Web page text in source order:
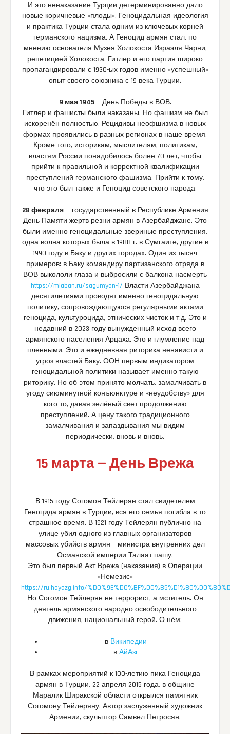
И это ненаказание Турции детерминированно дало
новые коричневые «плоды». Геноцидальная идеология
и практика Турции стала одним из ключевых корней
германского нацизма. А Геноцид армян стал, по
мнению основателя Музея Холокоста Израэля Чарни,
репетицией Холокоста. Гитлер и его партия широко
пропагандировали с 1930-ых годов именно «успешный»
опыт своего союзника с 19 века Турции.
9 мая 1945— День Победы в ВОВ.
Гитлер и фашисты были наказаны. Но фашизм не был
искоренён полностью. Рецидивы неофшизма в новых
формах проявились в разных регионах в наше время.
Кроме того, историкам, мыслителям, политикам,
властям России понадобилось более 70 лет, чтобы
прийти к правильной и корректной квалификации
преступлений германского фашизма. Прийти к тому,
что это был также и Геноцид советского народа.
28 февраля— государственный в Республике Армения
День Памяти жертв резни армян в Азербайджане. Это
были именно геноцидальные звериные преступления,
одна волна которых была в 1988 г. в Сумгаите, другие в
1990 году в Баку и других городах. Один из тысяч
примеров: в Баку командиру партизанского отряда в
ВОВ выкололи глаза и выбросили с балкона насмерть
https://miaban.ru/sagumyan-1/ Власти Азербайджана
десятилетиями проводят именно геноцидальную
политику, сопровождающуюся регулярными актами
геноцида, культуроцида, этнических чисток и т.д. Это и
недавний в 2023 году вынужденный исход всего
армянского населения Арцаха. Это и глумление над
пленными. Это и ежедневная риторика ненависти и
угроз властей Баку. ООН первым индикатором
геноцидальной политики называет именно такую
риторику. Но об этом принято молчать, замалчивать в
угоду сиюминутной конъюнктуре и «неудобству» для
кого-то, давая зелёный свет продолжению
преступлений. А цену такого традиционного
замалчивания и запаздывания мы видим
периодически, вновь и вновь.
15 марта — День Врежа
В 1915 году Согомон Тейлерян стал свидетелем
Геноцида армян в Турции, вся его семья погибла в то
страшное время. В 1921 году Тейлерян публично на
улице убил одного из главных организаторов
массовых убийств армян – министра внутренних дел
Османской империи Талаат-пашу.
Это был первый Акт Врежа (наказания) в Операции
«Немезис»
https://ru.hayazg.info/
Но Согомон Тейлерян не террорист, а мститель. Он
деятель армянского народно-освободительного
движения, национальный герой. О нём:
в Википедии
в АйАзг
В рамках мероприятий к 100-летию пика Геноцида
армян в Турции, 22 апреля 2015 года, в общине
Маралик Ширакской области открылся памятник
Согомону Тейлеряну. Автор заслуженный художник
Армении, скульптор Самвел Петросян.